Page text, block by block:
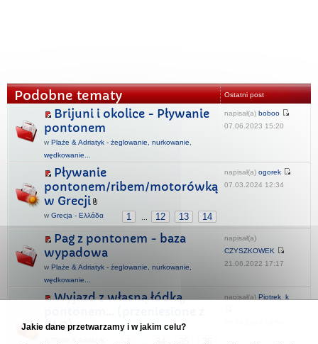
Podobne tematy Ostatni post
Brijuni i okolice - Pływanie
pontonem
w Plaże & Adriatyk - żeglowanie, nurkowanie,
wędkowanie...
napisał(a) boboo
07.06.2023 15:20
Pływanie
pontonem/ribem/motorówką
w Grecji
1 ... 12 13 14
w Grecja - Ελλάδα
napisał(a) ogorek
07.03.2024 12:34
Pag z pontonem - baza
wypadowa
w Plaże & Adriatyk - żeglowanie, nurkowanie,
wędkowanie...
napisał(a)
CZYSZKOWEK
21.06.2022 17:17
Wyjazd z własną łódką,
FAQ).
napisał(a) Piotrek_k
Jakie dane przetwarzamy i w jakim celu?